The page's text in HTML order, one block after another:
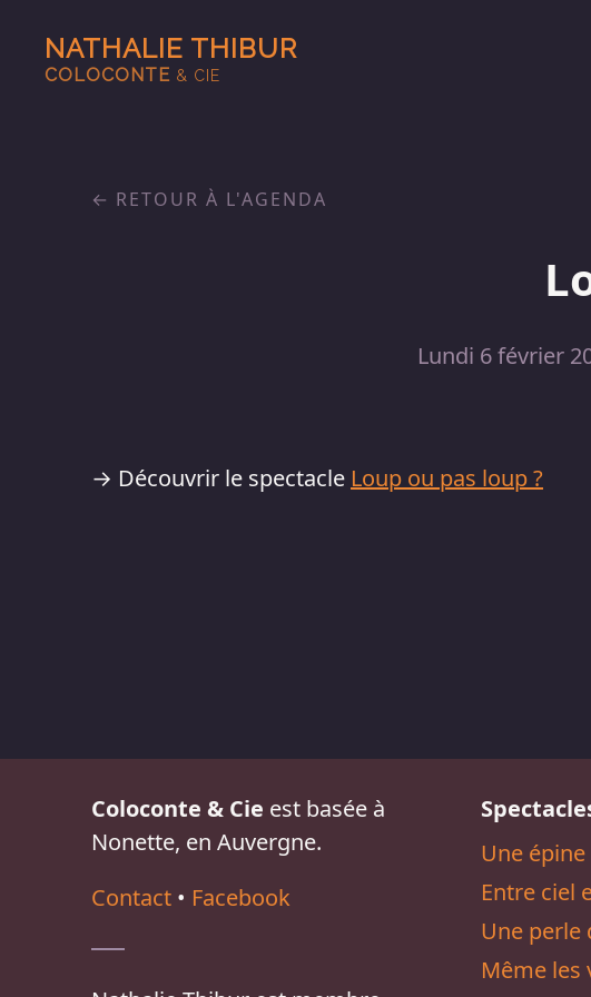
NATHALIE THIBUR
COLOCONTE & CIE
Lundi 6 février
RETOUR À L'AGENDA
→ Découvrir le spectacle Loup ou pas loup ?
Coloconte & Cie est basée à
Nonette, en Auvergne.
Contact • Facebook
Une
Entre ciel
Une perle
Même